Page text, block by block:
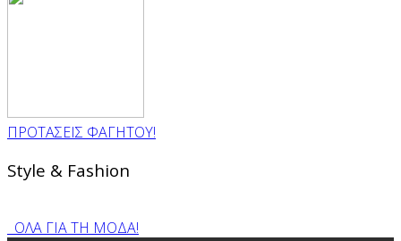
ΠΡΟΤΑΣΕΙΣ ΦΑΓΗΤΟΥ!
Style & Fashion
ΟΛΑ ΓΙΑ ΤΗ ΜΟΔΑ!